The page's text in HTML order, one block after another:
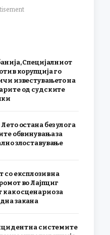
Специјалниот
корупција го
известувањето на
од судските
остана без улога
обвинувања за
злоставување
со експлозив на
во Лајпциг
како сценарио за
закана
на системите